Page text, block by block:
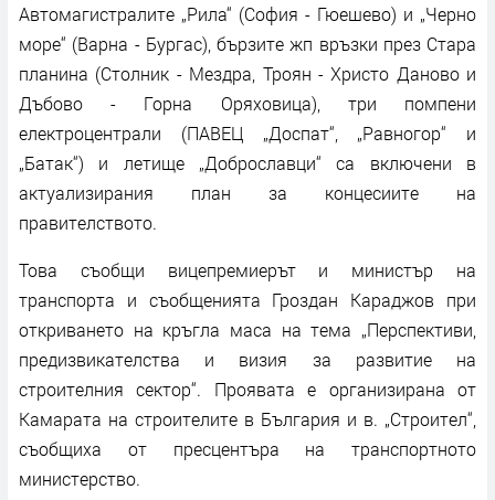
Автомагистралите „Рила“ (София - Гюешево) и „Черно
море“ (Варна - Бургас), бързите жп връзки през Стара
планина (Столник - Мездра, Троян - Христо Даново и
Дъбово - Горна Оряховица), три помпени
електроцентрали (ПАВЕЦ „Доспат“, „Равногор“ и
„Батак“) и летище „Доброславци“ са включени в
актуализирания план за концесиите на
правителството.
Това съобщи вицепремиерът и министър на
транспорта и съобщенията Гроздан Караджов при
откриването на кръгла маса на тема „Перспективи,
предизвикателства и визия за развитие на
строителния сектор“. Проявата е организирана от
Камарата на строителите в България и в. „Строител“,
съобщиха от пресцентъра на транспортното
министерство.